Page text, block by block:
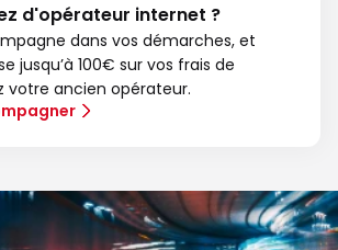
d'opérateur internet ?
dans vos démarches, et
jusqu’à 100€ sur vos frais de
votre ancien opérateur.